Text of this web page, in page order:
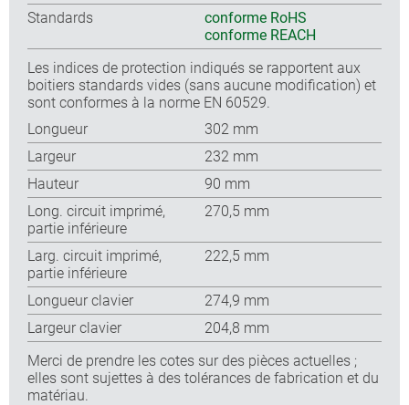
Standards
conforme RoHS
conforme REACH
Les indices de protection indiqués se rapportent aux
boitiers standards vides (sans aucune modification) et
sont conformes à la norme EN 60529.
Longueur
302 mm
Largeur
232 mm
Hauteur
90 mm
Long. circuit imprimé,
partie inférieure
270,5 mm
Larg. circuit imprimé,
partie inférieure
222,5 mm
Longueur clavier
274,9 mm
Largeur clavier
204,8 mm
Merci de prendre les cotes sur des pièces actuelles ;
elles sont sujettes à des tolérances de fabrication et du
matériau.